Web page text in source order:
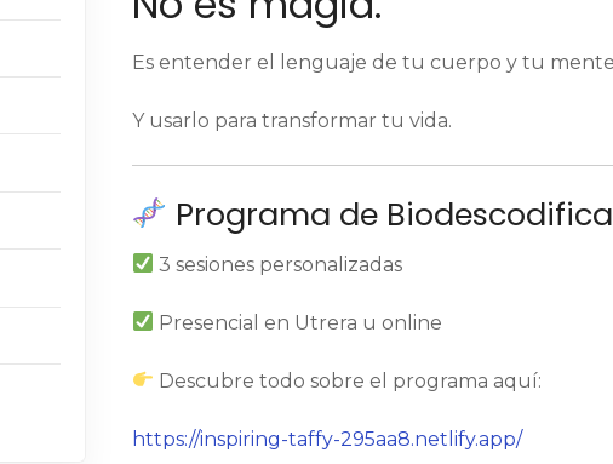
Es entender el lenguaje de tu cuerpo y tu
Y usarlo para transformar tu vida.
Programa de
3 sesiones personalizadas
Presencial en Utrera u online
Descubre todo sobre el programa aquí:
https://inspiring-taffy-295aa8.netlify.app/